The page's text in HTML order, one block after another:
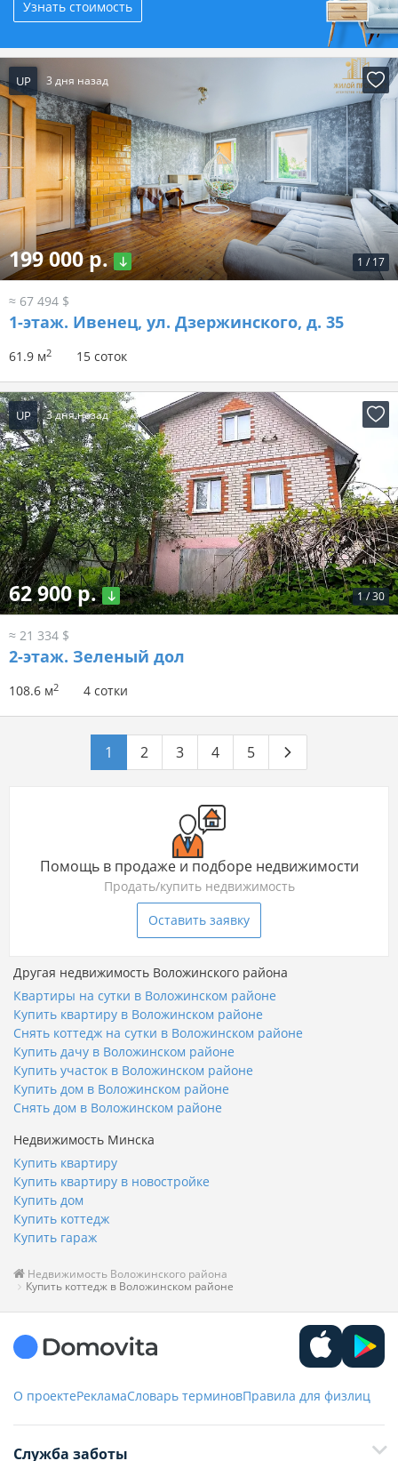
Узнать стоимость
UP 3 дня назад
1 / 17
199 000 р.
≈ 67 494 $
1-этаж. Ивенец, ул. Дзержинского, д. 35
61.9 м2 15 соток
UP 3 дня назад
1 /30
62 900 р.
≈ 21 334 $
2-этаж. Зеленый дол
108.6 м2 4 сотки
1 2 3 4 5
Помощь в продаже и подборе недвижимости
Продать/купить недвижимость
Оставить заявку
Другая недвижимость Воложинского района
Квартиры на сутки в Воложинском районе
Купить квартиру в Воложинском районе
Снять коттедж на сутки в Воложинском районе
Купить дачу в Воложинском районе
Купить участок в Воложинском районе
Купить дом в Воложинском районе
Снять дом в Воложинском районе
Недвижимость Минска
Купить квартиру
Купить квартиру в новостройке
Купить дом
Купить коттедж
Купить гараж
Недвижимость Воложинского района
Купить коттедж в Воложинском районе
О проектеРекламаСловарь терминовПравила для физлиц
Служба заботы